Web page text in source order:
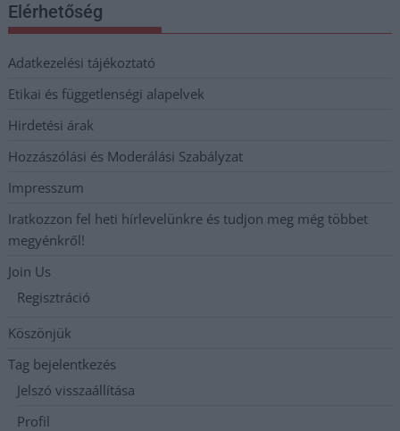
Elérhetőség
Adatkezelési tájékoztató
Etikai és függetlenségi alapelvek
Hirdetési árak
Hozzászólási és Moderálási Szabályzat
Impresszum
Iratkozzon fel heti hírlevelünkre és tudjon meg még többet
megyénkről!
Join Us
Regisztráció
Köszönjük
Tag bejelentkezés
Jelszó visszaállítása
Profil